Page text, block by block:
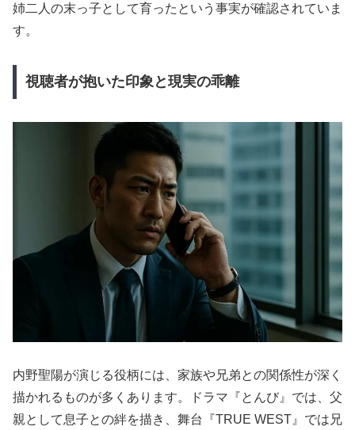
姉二人の末っ子として育ったという事実が確認されていま
す。
視聴者が抱いた印象と現実の乖離
内野聖陽が演じる役柄には、家族や兄弟との関係性が深く
描かれるものが多くあります。ドラマ『とんび』では、父
親として息子との絆を描き、舞台『TRUE WEST』では兄